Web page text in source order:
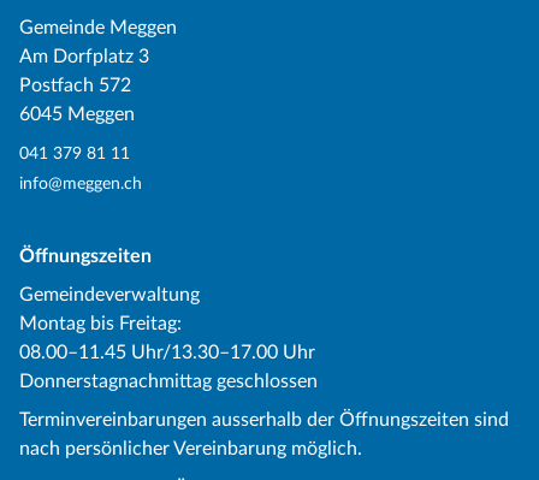
Gemeinde Meggen
Am Dorfplatz 3
Postfach 572
6045 Meggen
041 379 81 11
info@meggen.ch
Öffnungszeiten
Gemeindeverwaltung
Montag bis Freitag:
08.00–11.45 Uhr/13.30–17.00 Uhr
Donnerstagnachmittag geschlossen
Terminvereinbarungen ausserhalb der Öffnungszeiten sind
nach persönlicher Vereinbarung möglich.